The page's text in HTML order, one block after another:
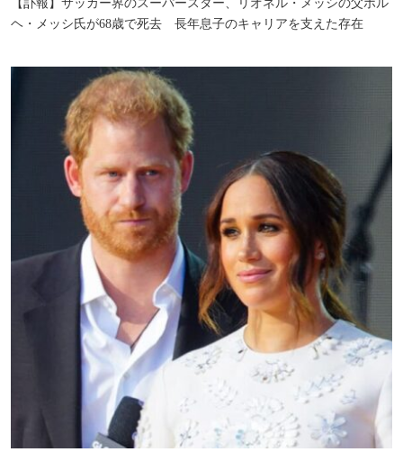
【訃報】サッカー界のスーパースター、リオネル・メッシの父ホル
ヘ・メッシ氏が68歳で死去 長年息子のキャリアを支えた存在